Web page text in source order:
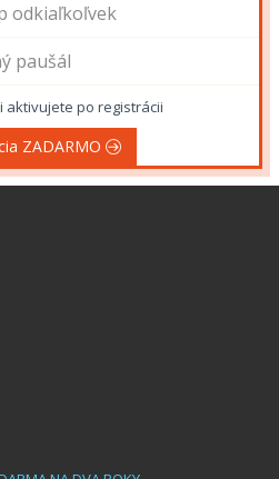
odkiaľkoľvek
paušál
aktivujete po registrácii
ZADARMO